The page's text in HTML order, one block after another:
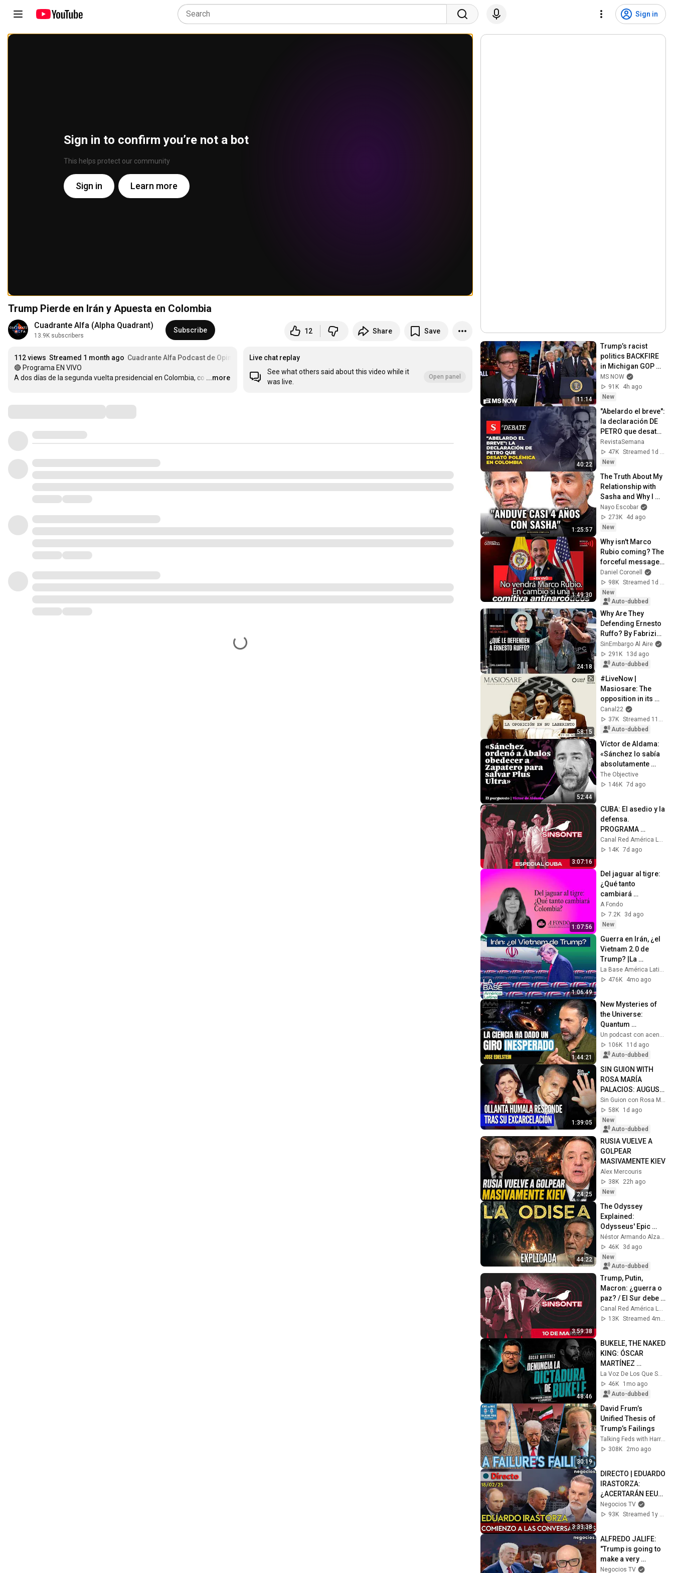
Sign in
Sign in to confirm you’re not a bot
This helps protect our community
Sign in Learn more
Trump Pierde en Irán y Apuesta en Colombia
Cuadrante Alfa (Alpha Quadrant)
13.9K subscribers
Subscribe 12 Share Save
112 views Streamed 1 month ago Cuadrante Alfa Podcast de Opinión
🔴 Programa EN VIVO
A dos días de la segunda vuelta presidencial en Colombia, co …
...more
Live chat replay
See what others said about this video while it
was live.
Open panel
11:14
Trump’s racist
politics BACKFIRE
in Michigan GOP
primary
MS NOW
91K
4h ago
New
40:22
"Abelardo el breve":
la declaración DE
PETRO que desató
polémica en
Colombia | El
Debate
RevistaSemana
47K
Streamed 1d ago
New
1:25:57
The Truth About My
Relationship with
Sasha and Why I
Left Timbiriche |
Benny Ibarra with
Nayo Esc...
Nayo Escobar
273K
4d ago
New
1:49:30
Why isn't Marco
Rubio coming? The
forceful message
from the U.S. to
Abelardo de la
Espriella
Daniel Coronell
98K
New
Auto-dubbed
24:18
Why Are They
Defending Ernesto
Ruffo? By Fabrizio
Mejía
SinEmbargo Al Aire
291K
13d ago
Auto-dubbed
58:15
#LiveNow |
Masiosare: The
opposition in its
labyrinth (August
27, 2025)
Canal22
37K
Auto-dubbed
52:44
Víctor de Aldama:
«Sánchez lo sabía
absolutamente
TODO»
The Objective
146K 7d ago
3:07:16
CUBA: El asedio y la
defensa.
PROGRAMA
ESPECIAL |
Sinsonte 1x193
14K 7d ago
1:07:56
Del jaguar al tigre:
¿Qué tanto
cambiará
Colombia?
A Fondo
7.2K
3d ago
New
1:06:49
Guerra en Irán, ¿el
Vietnam 2.0 de
Trump? |La
BaseLatam 1x153 La Base América Latina
476K
4mo ago
1:44:21
New Mysteries of
the Universe:
Quantum
Mechanics and
Space Exploration
— José Edelstein |
UPCA #99
Un podcast con acento - Daniel Fopiani
106K
11d ago
Auto-dubbed
1:39:05
SIN GUION WITH
ROSA MARÍA
PALACIOS: AUGUST
5, 2026 PROGRAM Sin Guion con Rosa María Palacios
58K
1d ago
New
Auto-dubbed
24:25
RUSIA VUELVE A
GOLPEAR
MASIVAMENTE KIEV
Alex Mercouris
38K
22h ago
New
44:22
The Odyssey
Explained:
Odysseus' Epic
Journey Home to
Ithaca
Néstor Armando Alzate - Y lógico
46K
3d ago
New
Auto-dubbed
3:59:38
Trump, Putin,
Macron: ¿guerra o
paz? / El Sur debe
prepararse ante
invasiones: Lula |
Canal Red América Latina
13K
Streamed 4mo ago
48:46
BUKELE, THE NAKED
KING: ÓSCAR
MARTÍNEZ
EXPLAINS HOW A
DICTATORSHIP IS
BUILT
La Voz De Los Que Sobran
46K
1mo ago
Auto-dubbed
30:19
David Frum’s
Unified Thesis of
Trump’s Failings
Talking Feds with Harry Litman
308K
2mo ago
3:33:38
DIRECTO | EDUARDO
IRASTORZA:
¿ACERTARÁN EEUU
Y RUSIA?, EL
ACERCAMIENTO DE
Negocios TV
93K
Streamed 1y ago
ALFREDO JALIFE:
"Trump is going to
make a very
Hollywood-style
Negocios TV